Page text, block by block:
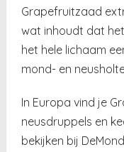
Grapefruitzaad
wat inhoudt dat
het hele lichaam
mond- en
In Europa vind je
neusdruppels en
bekijken bij